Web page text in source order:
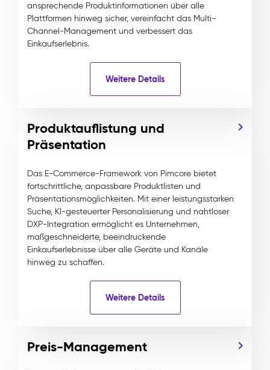
ansprechende Produktinformationen über alle
Plattformen hinweg sicher, vereinfacht das Multi-
Channel-Management und verbessert das
Einkaufserlebnis.
Weitere Details
Produktauflistung und
Präsentation
Das E-Commerce-Framework von Pimcore bietet
fortschrittliche, anpassbare Produktlisten und
Präsentationsmöglichkeiten. Mit einer leistungsstarken
Suche, KI-gesteuerter Personalisierung und nahtloser
DXP-Integration ermöglicht es Unternehmen,
maßgeschneiderte, beeindruckende
Einkaufserlebnisse über alle Geräte und Kanäle
hinweg zu schaffen.
Weitere Details
Preis-Management